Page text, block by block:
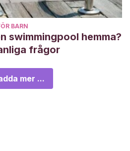
BARN
swimmingpool hemma?
frågor
mer ...